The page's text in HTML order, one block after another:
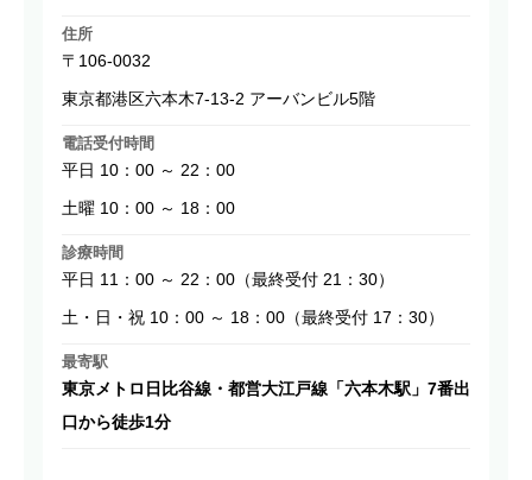
住所
〒106-0032
東京都港区六本木7-13-2 アーバンビル5階
電話受付時間
平日 10：00 ～ 22：00
土曜 10：00 ～ 18：00
診療時間
平日 11：00 ～ 22：00（最終受付 21：30）
土・日・祝 10：00 ～ 18：00（最終受付 17：30）
最寄駅
東京メトロ日比谷線・都営大江戸線「六本木駅」7番出
口から徒歩1分